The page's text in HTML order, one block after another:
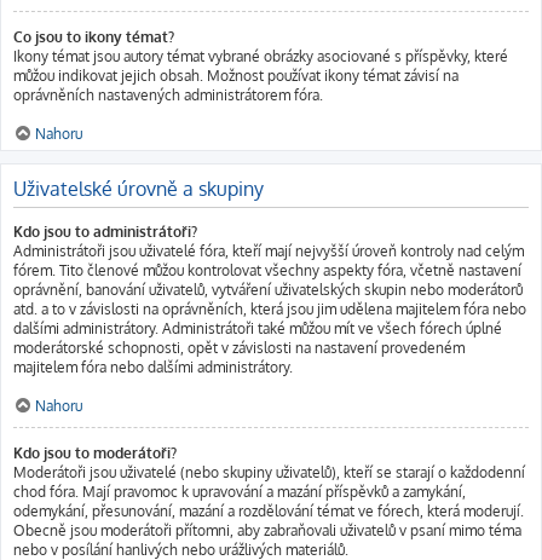
Co jsou to ikony témat?
Ikony témat jsou autory témat vybrané obrázky asociované s příspěvky, které
můžou indikovat jejich obsah. Možnost používat ikony témat závisí na
oprávněních nastavených administrátorem fóra.
Nahoru
Uživatelské úrovně a skupiny
Kdo jsou to administrátoři?
Administrátoři jsou uživatelé fóra, kteří mají nejvyšší úroveň kontroly nad celým
fórem. Tito členové můžou kontrolovat všechny aspekty fóra, včetně nastavení
oprávnění, banování uživatelů, vytváření uživatelských skupin nebo moderátorů
atd. a to v závislosti na oprávněních, která jsou jim udělena majitelem fóra nebo
dalšími administrátory. Administrátoři také můžou mít ve všech fórech úplné
moderátorské schopnosti, opět v závislosti na nastavení provedeném
majitelem fóra nebo dalšími administrátory.
Nahoru
Kdo jsou to moderátoři?
Moderátoři jsou uživatelé (nebo skupiny uživatelů), kteří se starají o každodenní
chod fóra. Mají pravomoc k upravování a mazání příspěvků a zamykání,
odemykání, přesunování, mazání a rozdělování témat ve fórech, která moderují.
Obecně jsou moderátoři přítomni, aby zabraňovali uživatelů v psaní mimo téma
nebo v posílání hanlivých nebo urážlivých materiálů.